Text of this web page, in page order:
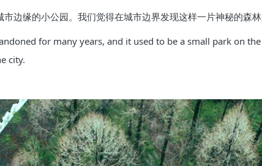
边缘的小公园。我们觉得在城市边界发现这样一片神秘的森林
for many years, and it used to be a small park on
city.